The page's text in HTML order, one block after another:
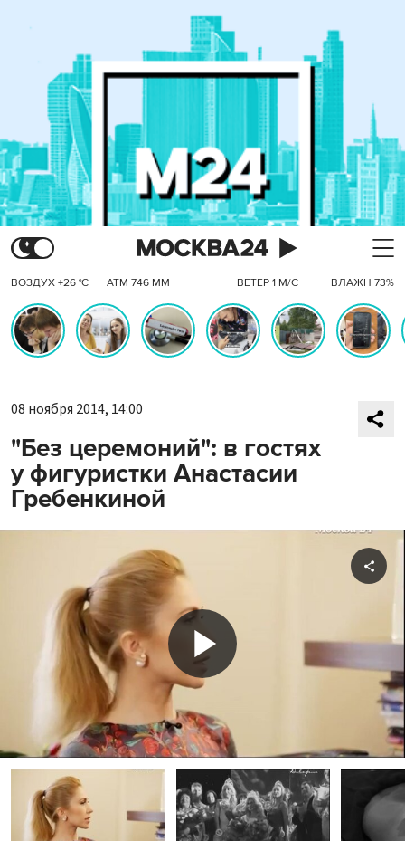
ВОЗДУХ +26 °C АТМ 746 ММ ВЕТЕР 1 М/С ВЛАЖН 73%
08 ноября 2014, 14:00
"Без церемоний": в гостях
у фигуристки Анастасии
Гребенкиной
Play
Video